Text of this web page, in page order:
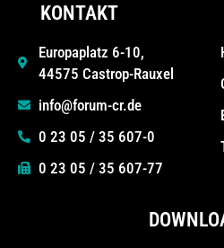
KONTAKT
Europaplatz 6-10,
44575 Castrop-Rauxel
info@forum-cr.de
0 23 05 / 35 607-0
0 23 05 / 35 607-77